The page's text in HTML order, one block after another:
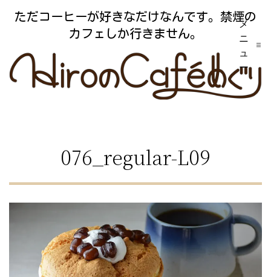
ン
ただコーヒーが好きなだけなんです。禁煙の
カフェしか行きません。
メ
ニ
ュ
ー
076_regular-L09